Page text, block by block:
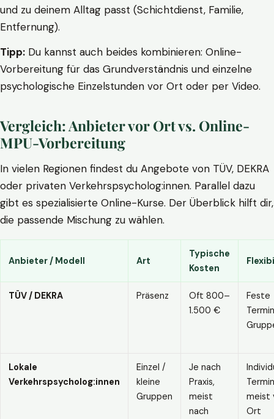
und zu deinem Alltag passt (Schichtdienst, Familie,
Entfernung).
Tipp: Du kannst auch beides kombinieren: Online-
Vorbereitung für das Grundverständnis und einzelne
psychologische Einzelstunden vor Ort oder per Video.
Vergleich: Anbieter vor Ort vs. Online-
MPU-Vorbereitung
In vielen Regionen findest du Angebote von TÜV, DEKRA
oder privaten Verkehrspsycholog:innen. Parallel dazu
gibt es spezialisierte Online-Kurse. Der Überblick hilft dir,
die passende Mischung zu wählen.
Anbieter / Modell Art
Typische
Kosten
TÜV / DEKRA Präsenz
Oft 800–
1.500 €
Feste
Lokale
Verkehrspsycholog:innen
Einzel /
kleine
Gruppen
Je nach
Praxis,
meist
nach
meist
Ort